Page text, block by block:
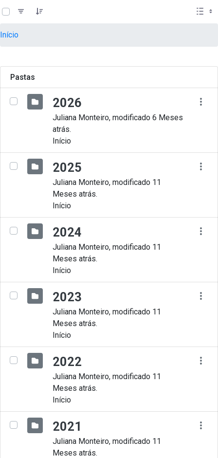
Pular para o Conteúdo principal
teste descricao
Início
Pastas
2026
Juliana Monteiro, modificado 6 Meses
atrás.
Início
2025
Juliana Monteiro, modificado 11
Meses atrás.
Início
2024
Juliana Monteiro, modificado 11
Meses atrás.
Início
2023
Juliana Monteiro, modificado 11
Meses atrás.
Início
2022
Juliana Monteiro, modificado 11
Meses atrás.
Início
2021
Juliana Monteiro, modificado 11
Meses atrás.